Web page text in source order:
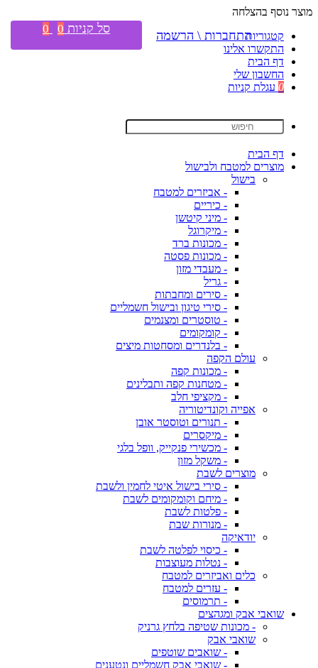
מוצר נוסף בהצלחה
קטגוריות
התקשרו אלינו
דף הבית
החשבון שלי
0 עגלת קניות
דף הבית
מוצרים למטבח ולבישול
בישול
- אביזרים למטבח
- כיריים
- מיני קיטשן
- מיקרוגל
- מכונות ברד
- מכונות פסטה
- מעבדי מזון
- גריל
- סירים ומחבתות
- סירי טיגון ובישול חשמליים
- טוסטרים ומצנמים
- קומקומים
- בלנדרים ומסחטות מיצים
עולם הקפה
- מכונות קפה
- מטחנות קפה ותבלינים
- מקציפי חלב
אפייה וקונדיטוריה
- תנורים וטוסטר אובן
- מיקסרים
- מכשירי פנקייק, וופל בלגי
- משקל מזון
מוצרים לשבת
- סירי בישול איטי לחמין ולשבת
- מיחם וקומקומים לשבת
- פלטות לשבת
- מנורות שבת
יודאיקה
- כיסוי לפלטה לשבת
- נטלות מעוצבות
כלים ואביזרים למטבח
- עזרים למטבח
- תרמוסים
שואבי אבק ומגהצים
- מכונות שטיפה בלחץ גרניק
שואבי אבק
- שואבים שוטפים
- שואבי אבק חשמליים ונטענים
התחברות \ הרשמה סל קניות 0
0